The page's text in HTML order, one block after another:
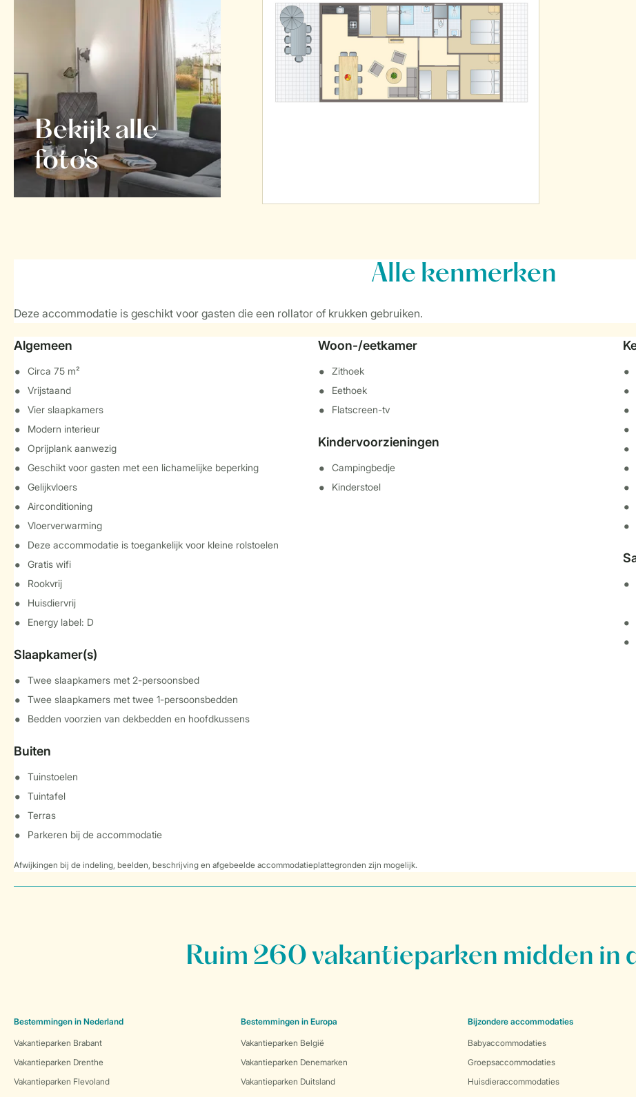
Bekijk alle
foto's
Alle kenmerken
Deze accommodatie is geschikt voor gasten die een rollator of krukken gebruiken.
Algemeen
Circa 75 m²
Vrijstaand
Vier slaapkamers
Modern interieur
Oprijplank aanwezig
Geschikt voor gasten met een lichamelijke beperking
Gelijkvloers
Airconditioning
Vloerverwarming
Deze accommodatie is toegankelijk voor kleine rolstoelen
Gratis wifi
Rookvrij
Huisdiervrij
Energy label: D
Slaapkamer(s)
Twee slaapkamers met 2-persoonsbed
Twee slaapkamers met twee 1-persoonsbedden
Bedden voorzien van dekbedden en hoofdkussens
Buiten
Tuinstoelen
Tuintafel
Terras
Parkeren bij de accommodatie
Woon-/eetkamer
Zithoek
Eethoek
Flatscreen-tv
Kindervoorzieningen
Campingbedje
Kinderstoel
Afwijkingen bij de indeling, beelden, beschrijving en afgebeelde accommodatieplattegronden zijn mogelijk.
Ruim 260 vakantieparken midden in
Bestemmingen in Nederland
Vakantieparken Brabant
Vakantieparken Drenthe
Vakantieparken Flevoland
Bestemmingen in Europa
Vakantieparken België
Vakantieparken Denemarken
Vakantieparken Duitsland
Bijzondere accommodaties
Babyaccommodaties
Groepsaccommodaties
Huisdieraccommodaties